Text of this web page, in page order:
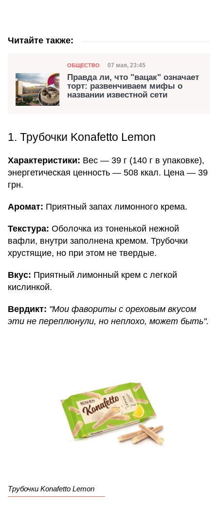
Читайте также:
Категория
ОБЩЕСТВО Дата публикации
07 мая, 23:45
Правда ли, что "вацак" означает
торт: развенчиваем мифы о
названии известной сети
1. Трубочки Konafetto Lemon
Характеристики: Вес — 39 г (140 г в упаковке),
энергетическая ценность — 508 ккал. Цена — 39
грн.
Аромат: Приятный запах лимонного крема.
Текстура: Оболочка из тоненькой нежной
вафли, внутри заполнена кремом. Трубочки
хрустящие, но при этом не твердые.
Вкус: Приятный лимонный крем с легкой
кислинкой.
Вердикт: "Мои фавориты с ореховым вкусом
эти не переплюнули, но неплохо, может быть".
Трубочки Konafetto Lemon